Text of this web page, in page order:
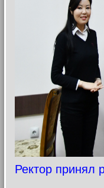
Ректор принял